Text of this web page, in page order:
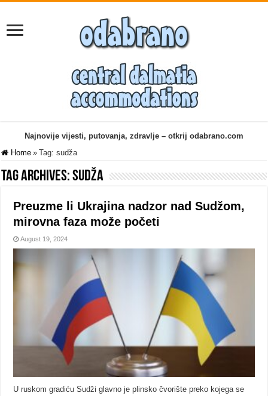
Najnovije vijesti, putovanja, zdravlje – otkrij odabrano.com
Home » Tag:sudža
Tag Archives:sudža
Preuzme li Ukrajina nadzor nad Sudžom,
mirovna faza može početi
August 19, 2024
U ruskom gradiću Sudži glavno je plinsko čvorište preko kojega se